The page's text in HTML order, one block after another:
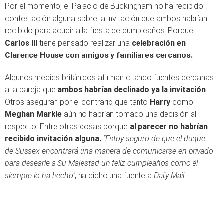
Por el momento, el Palacio de Buckingham no ha recibido
contestación alguna sobre la invitación que ambos habrían
recibido para acudir a la fiesta de cumpleaños. Porque
Carlos III tiene pensado realizar una celebración en
Clarence House con amigos y familiares cercanos.
Algunos medios británicos afirman citando fuentes cercanas
a la pareja que ambos habrían declinado ya la invitación.
Otros aseguran por el contrario que tanto Harry como
Meghan Markle aún no habrían tomado una decisión al
respecto. Entre otras cosas porque al parecer no habrían
recibido invitación alguna. "Estoy seguro de que el duque
de Sussex encontrará una manera de comunicarse en privado
para desearle a Su Majestad un feliz cumpleaños como él
siempre lo ha hecho", ha dicho una fuente a Daily Mail.